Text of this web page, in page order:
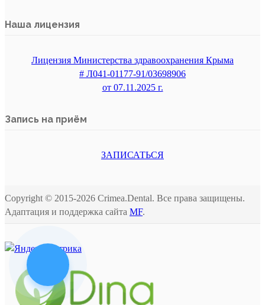
Наша лицензия
Лицензия Министерства здравоохранения Крыма
# Л041-01177-91/03698906
от 07.11.2025 г.
Запись на приём
ЗАПИСАТЬСЯ
Copyright © 2015-2026 Crimea.Dental. Все права защищены.
Адаптация и поддержка сайта MF.